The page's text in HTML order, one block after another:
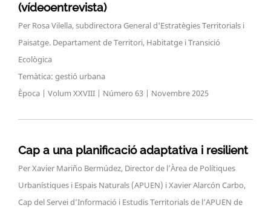
(vídeoentrevista)
Per Rosa Vilella, subdirectora General d'Estratègies Territorials i
Paisatge. Departament de Territori, Habitatge i Transició
Ecològica
Temàtica: gestió urbana
Època | Volum XXVIII | Número 63 | Novembre 2025
Cap a una planificació adaptativa i resilient
Per Xavier Mariño Bermúdez, Director de l’Àrea de Polítiques
Urbanístiques i Espais Naturals (APUEN) i Xavier Alarcón Carbo,
Cap del Servei d’Informació i Estudis Territorials de l’APUEN de